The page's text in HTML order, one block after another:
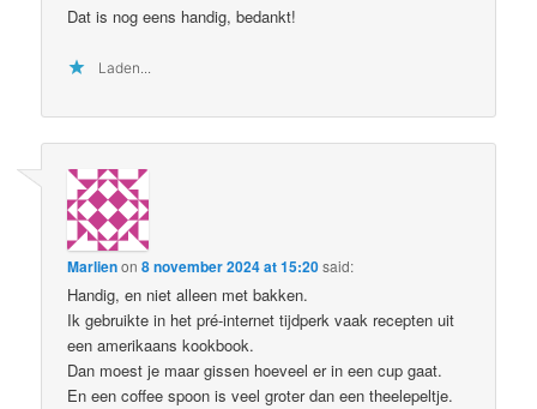
Dat is nog eens handig, bedankt!
Laden...
Marlienon8 november 2024 at 15:20said:
Handig, en niet alleen met bakken.
Ik gebruikte in het pré-internet tijdperk vaak recepten uit
een amerikaans kookbook.
Dan moest je maar gissen hoeveel er in een cup gaat.
En een coffee spoon is veel groter dan een theelepeltje.